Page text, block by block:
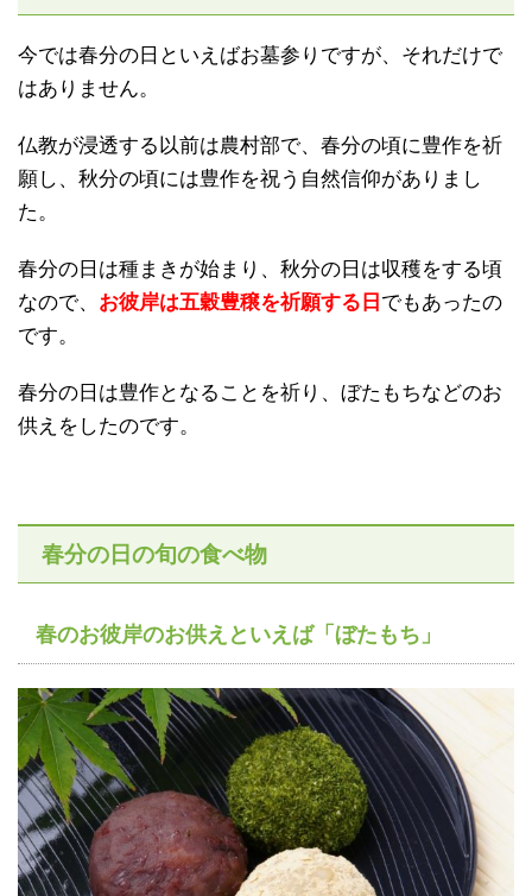
今では春分の日といえばお墓参りですが、それだけで
はありません。
仏教が浸透する以前は農村部で、春分の頃に豊作を祈
願し、秋分の頃には豊作を祝う自然信仰がありまし
た。
春分の日は種まきが始まり、秋分の日は収穫をする頃
なので、 お彼岸は五穀豊穣を祈願する日 でもあったの
です。
春分の日は豊作となることを祈り、ぼたもちなどのお
供えをしたのです。
春分の日の旬の食べ物
春のお彼岸のお供えといえば「ぼたもち」